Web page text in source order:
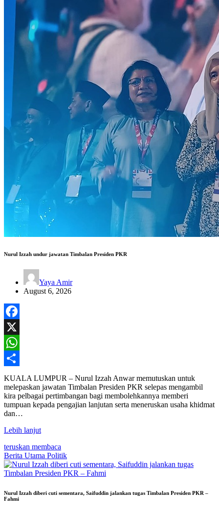
Nurul Izzah undur jawatan Timbalan Presiden PKR
Yaya Amir
August 6, 2026
Facebook
X
WhatsApp
Share
KUALA LUMPUR – Nurul Izzah Anwar memutuskan untuk
melepaskan jawatan Timbalan Presiden PKR selepas mengambil
kira pelbagai pertimbangan bagi membolehkannya memberi
tumpuan kepada pengajian lanjutan serta meneruskan usaha khidmat
dan…
Lebih lanjut
teruskan membaca
Berita Utama Politik
Nurul Izzah diberi cuti sementara, Saifuddin jalankan tugas Timbalan Presiden PKR –
Fahmi